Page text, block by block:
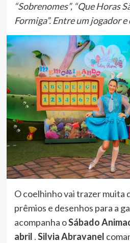
“Sobrenomes”, “Que Horas
Formiga”. Entre um jogador
O coelhinho vai trazer muita
prêmios e desenhos para a
acompanha oSábado
abril .Silvia Abravanel